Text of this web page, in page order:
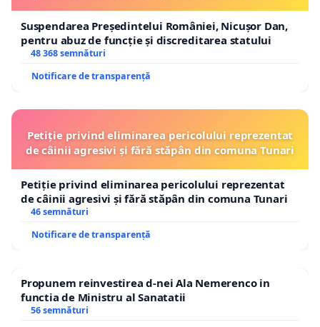
Suspendarea Președintelui României, Nicușor Dan,
pentru abuz de funcție și discreditarea statului
48 368 semnături
Notificare de transparență
Petiție privind eliminarea pericolului reprezentat
de câinii agresivi și fără stăpân din comuna Tunari
Petiție privind eliminarea pericolului reprezentat
de câinii agresivi și fără stăpân din comuna Tunari
46 semnături
Notificare de transparență
Propunem reinvestirea d-nei Ala Nemerenco in
functia de Ministru al Sanatatii
56 semnături